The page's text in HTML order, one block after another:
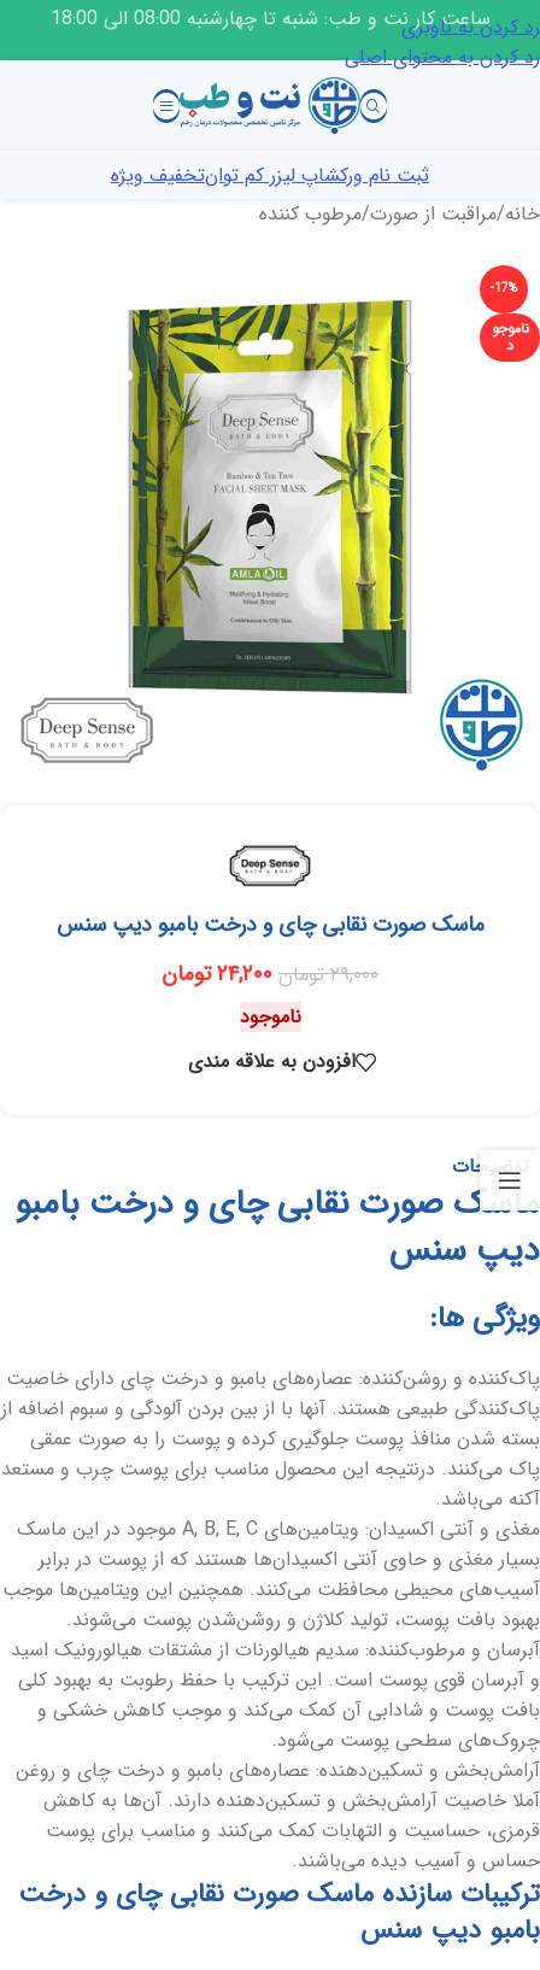
رد کردن به ناوبری
رد کردن به محتوای اصلی
ساعت کار نت و طب: شنبه تا چهارشنبه 08:00 الی 18:00
ثبت نام ورکشاپ لیزر کم توانتخفیف ویژه
خانه/مراقبت از صورت/مرطوب کننده
-17%
ناموجو
د
ماسک صورت نقابی چای و درخت بامبو دیپ سنس
۲۹,۰۰۰ تومان ۲۴,۲۰۰تومان
ناموجود
افزودن به علاقه مندی
توضیحات
ماسک صورت نقابی چای و درخت بامبو
دیپ سنس
ویژگی ها:
پاک‌کننده و روشن‌کننده: عصاره‌های بامبو و درخت چای دارای خاصیت
پاک‌کنندگی طبیعی هستند. آنها با از بین بردن آلودگی و سبوم اضافه از
بسته شدن منافذ پوست جلوگیری کرده و پوست را به صورت عمقی
پاک می‌کنند. درنتیجه این محصول مناسب برای پوست چرب و مستعد
آکنه می‌باشد.
مغذی و آنتی اکسیدان: ویتامین‌های A, B, E, C موجود در این ماسک
بسیار مغذی و حاوی آنتی اکسیدان‌ها هستند که از پوست در برابر
آسیب‌های محیطی محافظت می‌کنند. همچنین این ویتامین‌ها موجب
بهبود بافت پوست، تولید کلاژن و روشن‌شدن پوست می‌شوند.
آبرسان و مرطوب‌کننده: سدیم هیالورنات از مشتقات هیالورونیک اسید
و آبرسان قوی پوست است. این ترکیب با حفظ رطوبت به بهبود کلی
بافت پوست و شادابی آن کمک می‌کند و موجب کاهش خشکی و
چروک‌های سطحی پوست می‌شود.
آرامش‌بخش و تسکین‌دهنده: عصاره‌های بامبو و درخت چای و روغن
آملا خاصیت آرامش‌بخش و تسکین‌دهنده دارند. آن‌ها به کاهش
قرمزی، حساسیت و التهابات کمک می‌کنند و مناسب برای پوست
حساس و آسیب دیده می‌باشند.
ترکیبات سازنده ماسک صورت نقابی چای و درخت
بامبو دیپ سنس